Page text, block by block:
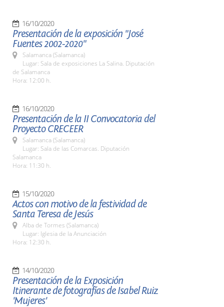
16/10/2020
Presentación de la exposición "José
Fuentes 2002-2020"
Salamanca (Salamanca)
Lugar: Sala de exposiciones La Salina. Diputación
de Salamanca
Hora: 12:00 h.
16/10/2020
Presentación de la II Convocatoria del
Proyecto CRECEER
Salamanca (Salamanca)
Lugar: Sala de las Comarcas. Diputación
Salamanca
Hora: 11:30 h.
15/10/2020
Actos con motivo de la festividad de
Santa Teresa de Jesús
Alba de Tormes (Salamanca)
Lugar: Iglesia de la Anunciación
Hora: 12:30 h.
14/10/2020
Presentación de la Exposición
Itinerante de fotografías de Isabel Ruiz
'Mujeres'